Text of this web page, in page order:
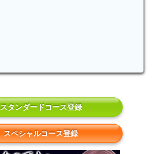
スタンダードコース登録
スペシャルコース登録